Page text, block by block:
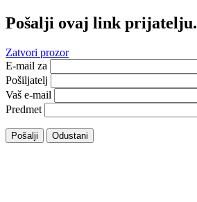
Pošalji ovaj link prijatelju.
Zatvori prozor
E-mail za
Pošiljatelj
Vaš e-mail
Predmet
Pošalji Odustani